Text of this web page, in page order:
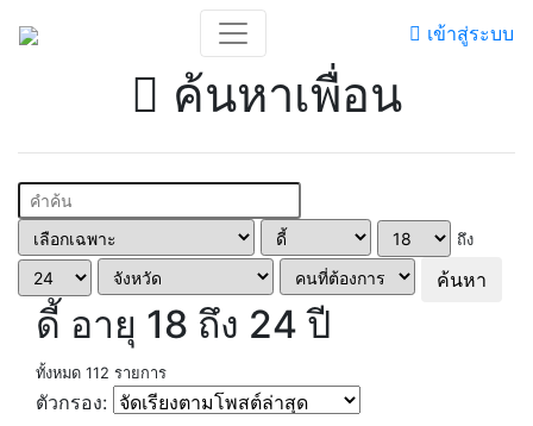
เข้าสู่ระบบ
ค้นหาเพื่อน
ถึง
ค้นหา
ดี้ อายุ 18 ถึง 24 ปี
ทั้งหมด 112 รายการ
ตัวกรอง: